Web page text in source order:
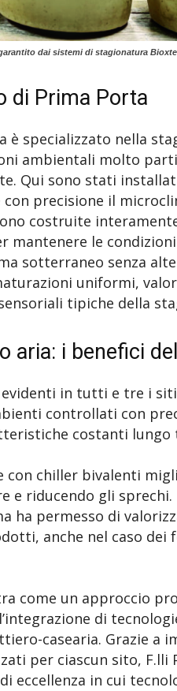
dai sistemi di stagionatura
di Prima Porta
è specializzato nella
ambientali molto
Qui sono stati
precisione il
costruite
mantenere le
sotterraneo senza
uniformi,
tipiche della
aria: i benefici
evidenti in tutti e tre i
controllati con
costanti
con chiller bivalenti
e riducendo gli sprechi.
ha permesso di
anche nel caso dei
come un approccio
di
casearia. Grazie a
per ciascun sito, F.lli
eccellenza in cui